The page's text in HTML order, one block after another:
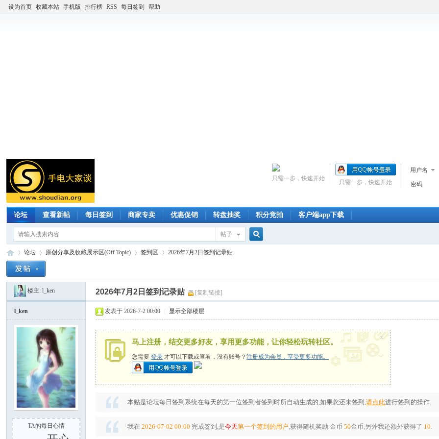
设为首页 收藏本站 手机版 排行榜 RSS 每日签到 帮助
用户名
密码
只需一步，快速开始
只需一步，快速开始
论坛 查看新帖 每日签到 商家专卖 优惠促销 转盘抽奖 积分竞拍 客户端app下载
帖子
»
论坛
›
原创分享及收藏展示区(Off Topic)
›
签到区
›
2026年7月2日签到记录贴
楼主:l_ken 2026年7月2日签到记录贴 [复制链接]
l_ken
TA的每日心情
发表于 2026-7-2 00:00 显示全部楼层
马上注册，结交更多好友，享用更多功能，让你轻松玩转社区。
您需要登录 才可以下载或查看，没有账号？注册成为会员，享受更多功能。
x
本贴是论坛每日签到系统在每天的第一位签到者签到时所自动生成的,如果您还未签到,请点此进行签到的操作.
我在 2026-07-02 00:00 完成签到,是今天第一个签到的用户,获得随机奖励金币50金币,另外我还额外获得了 10.